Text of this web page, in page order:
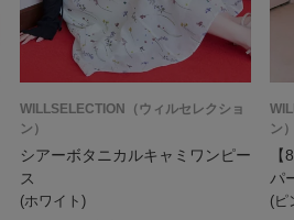
WILLSELECTION（ウィルセレクショ
ン）
シアーボタニカルキャミワンピー
ス
(ホワイト)
ン）
パ
(ピ